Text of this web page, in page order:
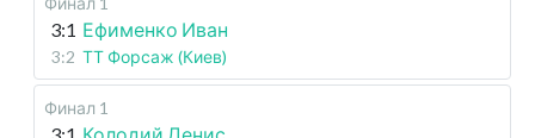
3:1 Ефименко Иван
3:2 ТТ Форсаж (Киев)
Финал 1